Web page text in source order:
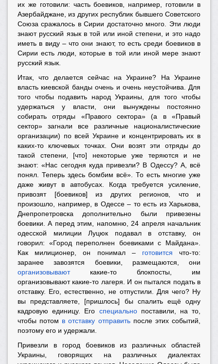
их же готовили: часть боевиков, например, готовили в
Азербайджане, из других республик бывшего Советского
Союза сражалось в Сирии достаточно много. Эти люди
знают русский язык в той или иной степени, и это надо
иметь в виду – что они знают, то есть среди боевиков в
Сирии есть люди, которые в той или иной мере знают
русский язык.
Итак, что делается сейчас на Украине? На Украине
власть киевской банды очень и очень неустойчива. Для
того чтобы подавить народ Украины, для того чтобы
удержаться у власти, они вынуждены постоянно
собирать отряды «Правого сектора» (а в «Правый
сектор» загнали все различные националистические
организации) по всей Украине и концентрировать их в
каких-то ключевых точках. Они возят эти отряды до
такой степени, [что] некоторые уже теряются и не
знают: «Нас сегодня куда привезли? В Одессу? А, всё
понял. Теперь здесь бомбим всё». То есть многие уже
даже живут в автобусах. Когда требуется усиление,
привозят [боевиков] из других регионов, что и
произошло, например, в Одессе – то есть из Харькова,
Днепропетровска дополнительно были привезены
боевики. А перед этим, напомню, 24 апреля начальник
одесской милиции Луцюк подавал в отставку, он
говорил: «Город переполнен боевиками с Майдана».
Как милиционер, он понимал – готовится что-то:
заранее завозятся боевики, размещаются, они
организовываюткакие-то блокпосты, им
организовывают какие-то лагеря. И он пытался подать в
отставку. Его, естественно, не отпустили. Для чего? Ну
вы представляете, [пришлось] бы спалить ещё одну
кадровую единицу. Его специальнопоставили, на то,
чтобы потом в отставку отправитьпосле этих событий,
поэтому его и удержали.
Привезли в город боевиков из различных областей
Украины, говорящих на различных диалектах